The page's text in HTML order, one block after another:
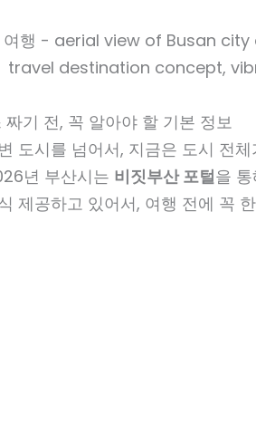
기 전, 꼭 알아야 할 기본 정보
도시를 넘어서, 지금은 도시 전
년 부산시는 비짓부산 포털을
제공하고 있어서, 여행 전에 꼭